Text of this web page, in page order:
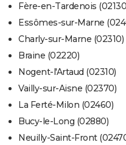
Fère-en-Tardenois
Essômes-sur-Marne
Charly-sur-Marne (02310)
Braine (02220)
Nogent-l'Artaud (02310)
Vailly-sur-Aisne (02370)
La Ferté-Milon (02460)
Bucy-le-Long (02880)
Neuilly-Saint-Front